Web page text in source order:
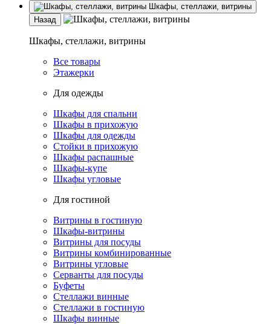
Шкафы, стеллажи, витрины
Назад
Шкафы, стеллажи, витрины
Все товары
Этажерки
Для одежды
Шкафы для спальни
Шкафы в прихожую
Шкафы для одежды
Стойки в прихожую
Шкафы распашные
Шкафы-купе
Шкафы угловые
Для гостиной
Витрины в гостиную
Шкафы-витрины
Витрины для посуды
Витрины комбинированные
Витрины угловые
Серванты для посуды
Буфеты
Стеллажи винные
Стеллажи в гостиную
Шкафы винные